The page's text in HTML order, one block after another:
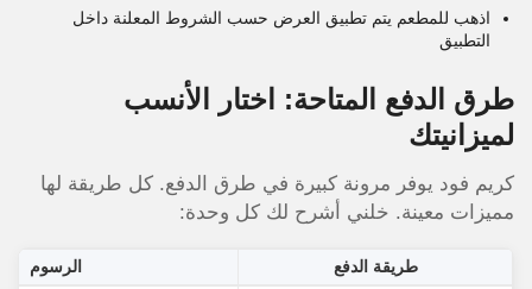
اذهب للمطعم يتم تطبيق العرض حسب الشروط المعلنة داخل
التطبيق
طرق الدفع المتاحة: اختار الأنسب
لميزانيتك
كريم فود يوفر مرونة كبيرة في طرق الدفع. كل طريقة لها
مميزات معينة. خلني أشرح لك كل وحدة:
طريقة الدفع الرسوم